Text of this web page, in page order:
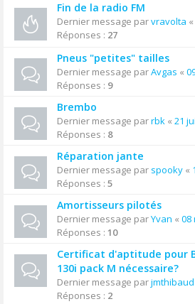
Fin de la radio FM
Dernier message parvravolta «
Réponses : 27
Pneus "petites" tailles
Dernier message parAvgas «
Réponses : 9
Brembo
Dernier message parrbk « 21
Réponses : 8
Réparation jante
Dernier message par spooky «
Réponses : 5
Amortisseurs pilotés
Dernier message parYvan « 08
Réponses : 10
Certificat d'aptitude pour
130i pack M nécessaire?
Dernier message parjmthibaud
Réponses : 2